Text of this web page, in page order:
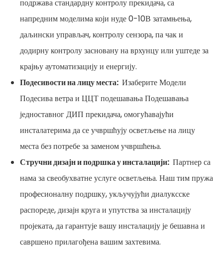
подржава стандардну контролу прекидача, са
напредним моделима који нуде 0-10В затамњења,
даљински управљач, контролу сензора, па чак и
додирну контролу засновану на врхунцу или уштеде за
крајњу аутоматизацију и енергију.
Подесивости на лицу места: Изаберите Модели
Подесива ветра и ЦЦТ подешавања Подешавања
једноставног ДИП прекидача, омогућавајући
инсталатерима да се учвршћују осветљење на лицу
места без потребе за заменом учвршћења.
Стручни дизајн и подршка у инсталацији: Партнер са
нама за свеобухватне услуге осветљења. Наш тим пружа
професионалну подршку, укључујући диалуксске
распореде, дизајн круга и упутства за инсталацију
пројеката, да гарантује вашу инсталацију је бешавна и
савршено прилагођена вашим захтевима.